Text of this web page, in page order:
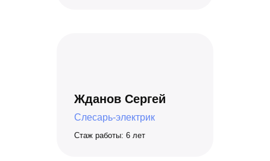
Жданов Сергей
Слесарь-электрик
Стаж работы: 6 лет